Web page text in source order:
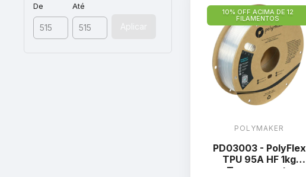
De Até
Aplicar
10% OFF ACIMA DE 12
FILAMENTOS
POLYMAKER
PD03003 - PolyFlex
TPU 95A HF 1kg
Transparente